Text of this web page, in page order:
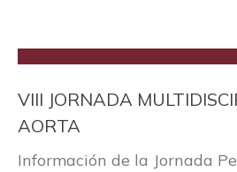
VIII JORNADA
AORTA
Información de la Jornada